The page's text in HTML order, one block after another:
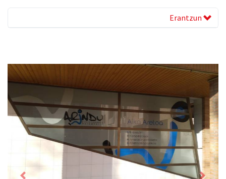
Erantzun